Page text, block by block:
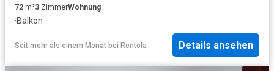
72 m²3 ZimmerWohnung
·Balkon
Seit mehr als einem Monat bei Rentola Details ansehen